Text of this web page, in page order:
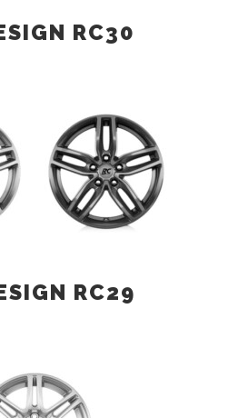
RC30
RC29